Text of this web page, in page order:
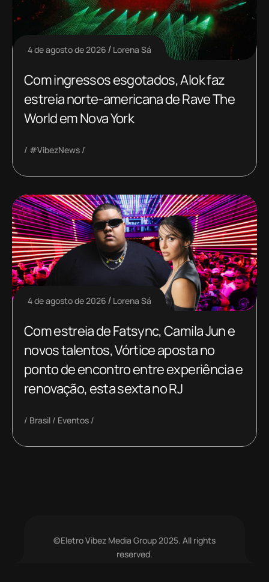
4 de agosto de 2026 Lorena Sá
Com ingressos esgotados, Alok faz
estreia norte-americana de Rave The
World em Nova York
#VibezNews
4 de agosto de 2026 Lorena Sá
Com estreia de Fatsync, Camila Jun e
novos talentos, Vórtice aposta no
ponto de encontro entre experiência e
renovação, esta sexta no RJ
Brasil Eventos
©Eletro Vibez Media Group 2025. All rights
reserved.